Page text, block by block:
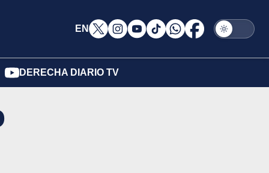
EN
DERECHA DIARIO TV